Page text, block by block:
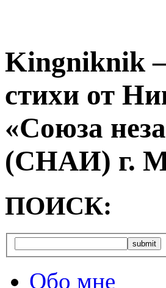
Kingniknik –
стихи от
«Союза
(СНАИ) г.
ПОИСК:
Обо мне